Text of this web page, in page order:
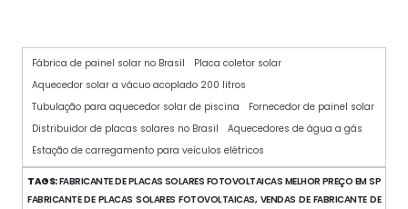
Fábrica de painel solar no Brasil
Placa coletor solar
Aquecedor solar a vácuo acoplado 200 litros
Tubulação para aquecedor solar de piscina
Fornecedor de painel solar
Distribuidor de placas solares no Brasil
Aquecedores de água a gás
Estação de carregamento para veículos elétricos
TAGS:FABRICANTE DE PLACAS SOLARES FOTOVOLTAICAS MELHOR PREÇO EM SP
FABRICANTE DE PLACAS SOLARES FOTOVOLTAICAS, VENDAS DE FABRICANTE DE